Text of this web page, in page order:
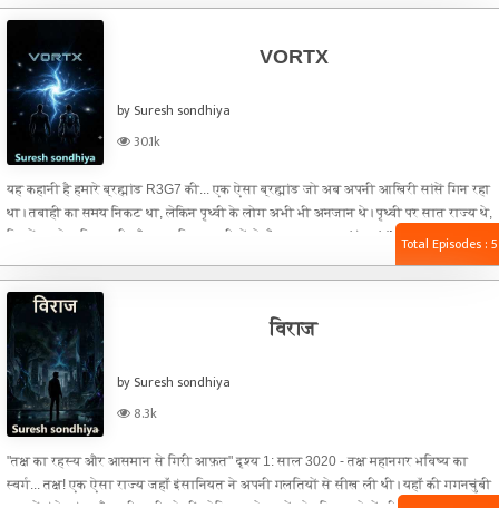
VORTX
by Suresh sondhiya
30.1k
यह कहानी है हमारे ब्रह्मांड R3G7 की... एक ऐसा ब्रह्मांड जो अब अपनी आखिरी सांसें गिन रहा
था। तबाही का समय निकट था, लेकिन पृथ्वी के लोग अभी भी अनजान थे। पृथ्वी पर सात राज्य थे,
जिनमें सबसे शक्तिशाली और आधुनिक तकनीकों से लैस राज्य था— 'मंदार' (Mandar)।
दिनों से इस हाई-टेक शहर में कुदरत का अजीब खेल चल रहा था।
Total Episodes : 5
विराज
by Suresh sondhiya
8.3k
"तक्ष का रहस्य और आसमान से गिरी आफ़त" दृश्य 1: साल 3020 - तक्ष महानगर भविष्य का
स्वर्ग... तक्ष! एक ऐसा राज्य जहाँ इंसानियत ने अपनी गलतियों से सीख ली थी। यहाँ की गगनचुंबी